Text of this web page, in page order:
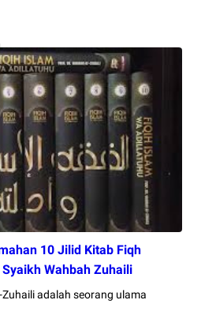
10 Jilid Kitab Fiqh
Wahbah Zuhaili
adalah seorang ulama